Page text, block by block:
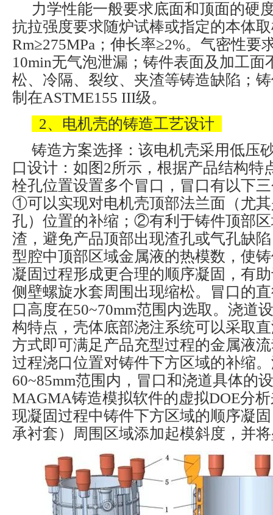
力学性能一般要求底面和顶面的硬
抗拉强度要求随炉试棒或指定的本体
Rm≥275MPa；伸长率≥2%。气密性要
10min无气泡泄漏；铸件表面及加工面
松、冷隔、裂纹、夹渣等铸造缺陷；
制在ASTME155 III级。
2、电机壳的铸造工艺设计
铸造方案选择：该电机壳采用低压
口设计：如图2所示，根据产品结构特
栓孔位置设置多个冒口，冒口有以下
①可以实现对电机壳顶部法兰面（尤
孔）位置的补缩；②有利于铸件顶部
渣，避免产品顶部出现渣孔或气孔缺
型腔中顶部区域金属液的热模数，使
凝固过程形成更合理的顺序凝固，有
侧壁螺旋水套周围出现缩松。冒口的
口高度在50~70mm范围内选取。浇道
构特点，壳体底部浇注系统可以采取
方式即可满足产品充型过程的金属液
过程浇口位置对铸件下方区域的补缩
60~85mm范围内，冒口和浇道具体的
MAGMA铸造模拟软件的虚拟DOE分
现凝固过程中铸件下方区域的顺序凝
承衬套）周围区域添加起模斜度，并